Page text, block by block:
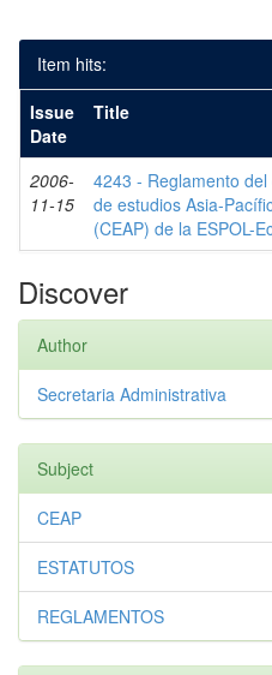
Item hits:
Issue
Date
Title
2006-
11-15
4243 - Reglamento del
de estudios Asia-
(CEAP) de la ESPOL-
Discover
Author
Secretaria Administrativa
Subject
CEAP
ESTATUTOS
REGLAMENTOS